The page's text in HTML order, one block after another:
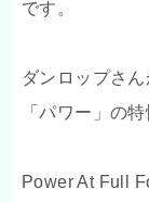
です。
ダンロップさ
「パワー」の
Power At Full